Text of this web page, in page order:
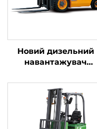
Новий дизельний
навантажувач
4 тонни з
високоякісним
японським двигуном
ISUZU